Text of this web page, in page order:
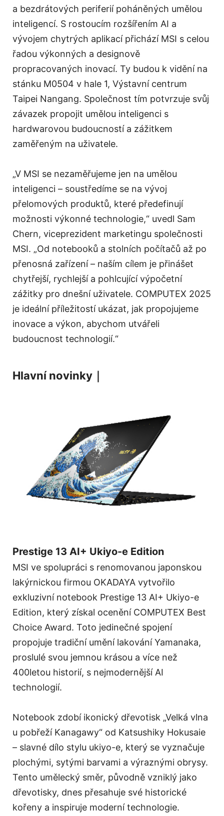
a bezdrátových periferií poháněných umělou
inteligencí. S rostoucím rozšířením AI a
vývojem chytrých aplikací přichází MSI s celou
řadou výkonných a designově
propracovaných inovací. Ty budou k vidění na
stánku M0504 v hale 1, Výstavní centrum
Taipei Nangang. Společnost tím potvrzuje svůj
závazek propojit umělou inteligenci s
hardwarovou budoucností a zážitkem
zaměřeným na uživatele.
„V MSI se nezaměřujeme jen na umělou
inteligenci – soustředíme se na vývoj
přelomových produktů, které předefinují
možnosti výkonné technologie,“ uvedl Sam
Chern, viceprezident marketingu společnosti
MSI. „Od notebooků a stolních počítačů až po
přenosná zařízení – naším cílem je přinášet
chytřejší, rychlejší a pohlcující výpočetní
zážitky pro dnešní uživatele. COMPUTEX 2025
je ideální příležitostí ukázat, jak propojujeme
inovace a výkon, abychom utvářeli
budoucnost technologií.“
Hlavní novinky｜
Prestige 13 AI+ Ukiyo-e Edition
MSI ve spolupráci s renomovanou japonskou
lakýrnickou firmou OKADAYA vytvořilo
exkluzivní notebook Prestige 13 AI+ Ukiyo-e
Edition, který získal ocenění COMPUTEX Best
Choice Award. Toto jedinečné spojení
propojuje tradiční umění lakování Yamanaka,
proslulé svou jemnou krásou a více než
400letou historií, s nejmodernější AI
technologií.
Notebook zdobí ikonický dřevotisk „Velká vlna
u pobřeží Kanagawy“ od Katsushiky Hokusaie
– slavné dílo stylu ukiyo-e, který se vyznačuje
plochými, sytými barvami a výraznými obrysy.
Tento umělecký směr, původně vzniklý jako
dřevotisky, dnes přesahuje své historické
kořeny a inspiruje moderní technologie.